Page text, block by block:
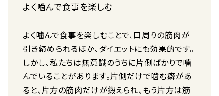
よく噛んで食事を楽しむ
よく噛んで食事を楽しむことで、口周りの筋肉が
引き締められるほか、ダイエットにも効果的です。
しかし、私たちは無意識のうちに片側ばかりで噛
んでいることがあります。片側だけで噛む癖があ
ると、片方の筋肉だけが鍛えられ、もう片方は筋